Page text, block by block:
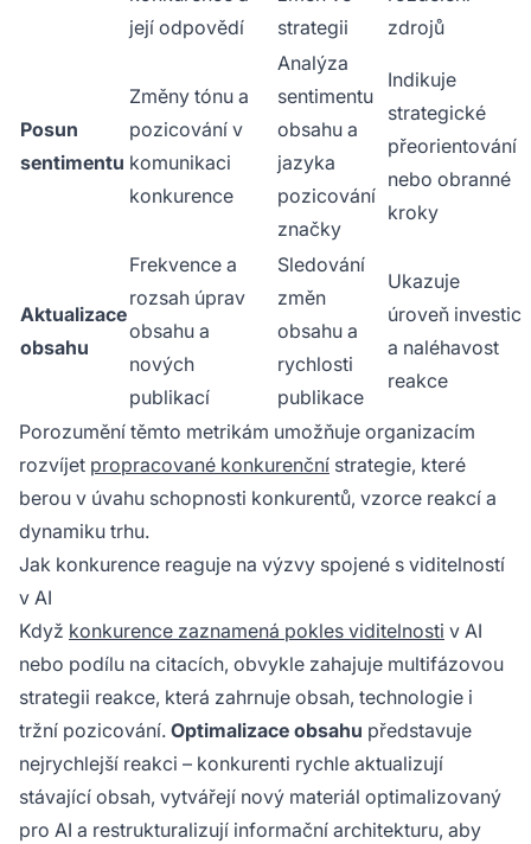
její odpovědí
strategii
zdrojů
Posun
sentimentu
Změny tónu a
pozicování v
komunikaci
konkurence
Analýza
sentimentu
obsahu a
jazyka
pozicování
značky
Indikuje
strategické
přeorientování
nebo obranné
kroky
Aktualizace
obsahu
Frekvence a
rozsah úprav
obsahu a
nových
publikací
Sledování
změn
obsahu a
rychlosti
publikace
Ukazuje
úroveň investic
a naléhavost
reakce
Porozumění těmto metrikám umožňuje organizacím
rozvíjet propracované konkurenční strategie, které
berou v úvahu schopnosti konkurentů, vzorce reakcí a
dynamiku trhu.
Jak konkurence reaguje na výzvy spojené s viditelností
v AI
Když konkurence zaznamená pokles viditelnosti v AI
nebo podílu na citacích, obvykle zahajuje multifázovou
strategii reakce, která zahrnuje obsah, technologie i
tržní pozicování. Optimalizace obsahu představuje
nejrychlejší reakci – konkurenti rychle aktualizují
stávající obsah, vytvářejí nový materiál optimalizovaný
pro AI a restrukturalizují informační architekturu, aby